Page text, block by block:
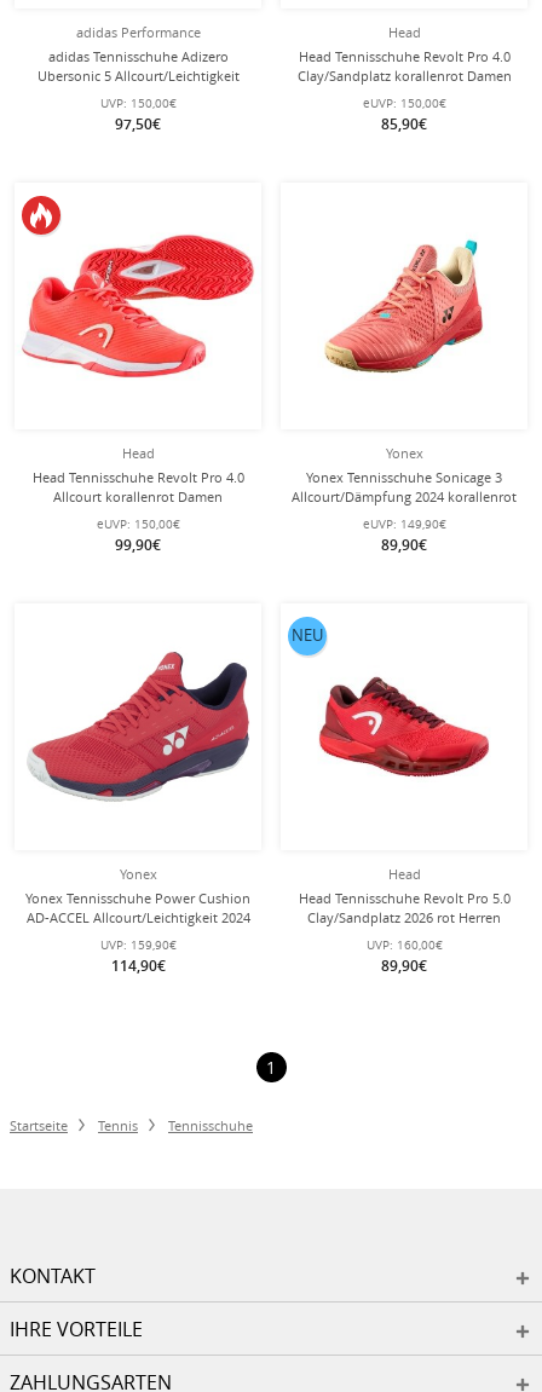
adidas Performance
adidas Tennisschuhe Adizero
Ubersonic 5 Allcourt/Leichtigkeit
rot/weiss Damen
UVP: 150,00€
97,50€
Head
Head Tennisschuhe Revolt Pro 4.0
Clay/Sandplatz korallenrot Damen
eUVP: 150,00€
85,90€
Head
Head Tennisschuhe Revolt Pro 4.0
Allcourt korallenrot Damen
eUVP: 150,00€
99,90€
Yonex
Yonex Tennisschuhe Sonicage 3
Allcourt/Dämpfung 2024 korallenrot
Herren
eUVP: 149,90€
89,90€
Yonex
Yonex Tennisschuhe Power Cushion
AD-ACCEL Allcourt/Leichtigkeit 2024
rot Damen
UVP: 159,90€
114,90€
Head
Head Tennisschuhe Revolt Pro 5.0
Clay/Sandplatz 2026 rot Herren
UVP: 160,00€
89,90€
NEU
1
Startseite Tennis Tennisschuhe
KONTAKT
IHRE VORTEILE
ZAHLUNGSARTEN